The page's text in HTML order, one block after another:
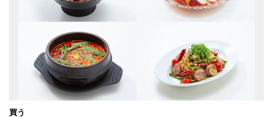
買う